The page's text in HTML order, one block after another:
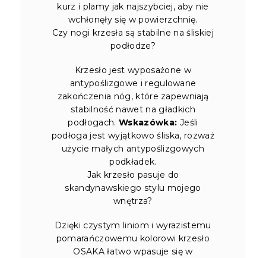
kurz i plamy jak najszybciej, aby nie
wchłonęły się w powierzchnię.
Czy nogi krzesła są stabilne na śliskiej
podłodze?
Krzesło jest wyposażone w
antypoślizgowe i regulowane
zakończenia nóg, które zapewniają
stabilność nawet na gładkich
podłogach.Wskazówka: Jeśli
podłoga jest wyjątkowo śliska, rozważ
użycie małych antypoślizgowych
podkładek.
Jak krzesło pasuje do
skandynawskiego stylu mojego
wnętrza?
Dzięki czystym liniom i wyrazistemu
pomarańczowemu kolorowi krzesło
OSAKA łatwo wpasuje się w